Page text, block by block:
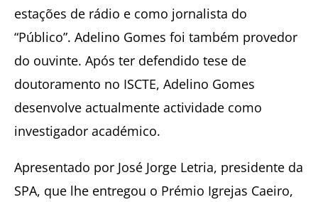
estações de rádio e como jornalista do
“Público”. Adelino Gomes foi também provedor
do ouvinte. Após ter defendido tese de
doutoramento no ISCTE, Adelino Gomes
desenvolve actualmente actividade como
investigador académico.
Apresentado por José Jorge Letria, presidente da
SPA, que lhe entregou o Prémio Igrejas Caeiro,